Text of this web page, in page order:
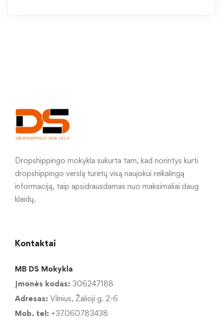
Dropshippingo mokykla sukurta tam, kad norintys kurti
dropshippingo verslą turėtų visą naujokui reikalingą
informaciją, taip apsidrausdamas nuo maksimaliai daug
klaidų.
Kontaktai
MB DS Mokykla
Įmonės kodas: 306247188
Adresas: Vilnius, Žalioji g. 2-6
Mob. tel: +37060783438